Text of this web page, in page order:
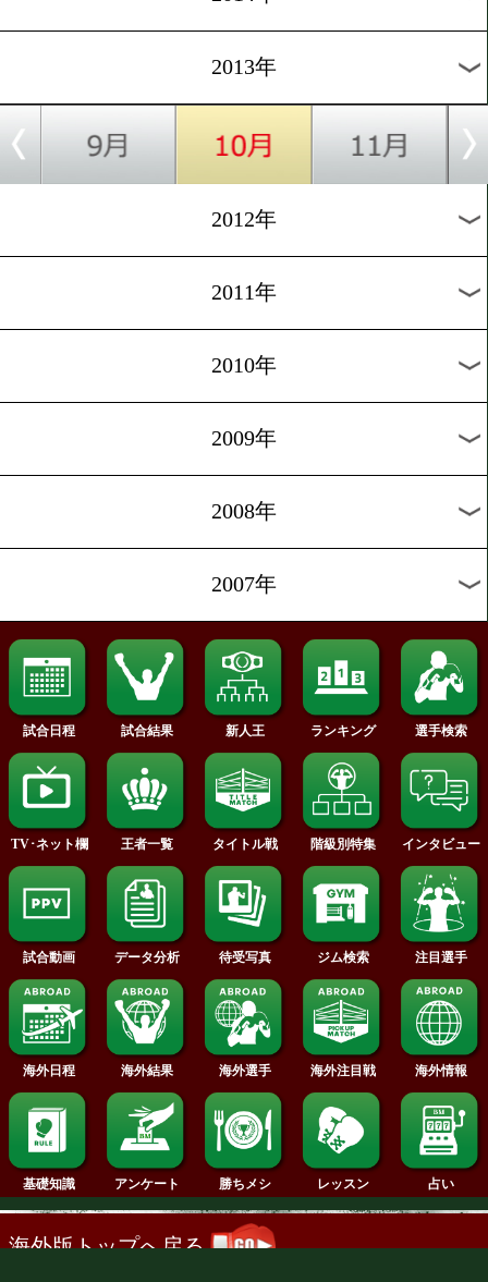
2022年
2021年
2020年
2019年
2018年
2017年
2016年
2015年
2014年
2013年
2012年
2011年
2010年